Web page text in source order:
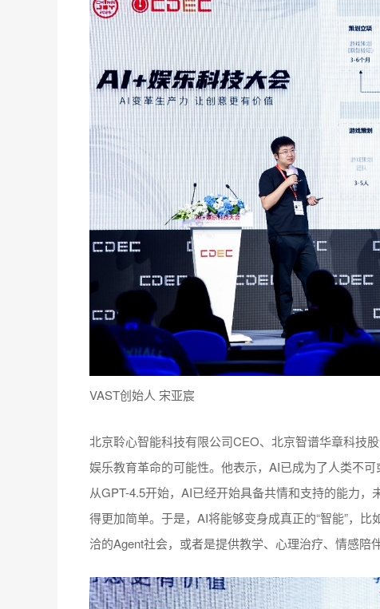
VAST创始人 宋亚宸
北京聆心智能科技有限公司CEO、北京智谱华章科技
娱乐教育革命的可能性。他表示，AI已成为了人类不
从GPT-4.5开始，AI已经开始具备共情和支持的能力
得更加简单。于是，AI将能够变身成真正的“智能”，
洽的Agent社会，或者是提供教学、心理治疗、情感陪